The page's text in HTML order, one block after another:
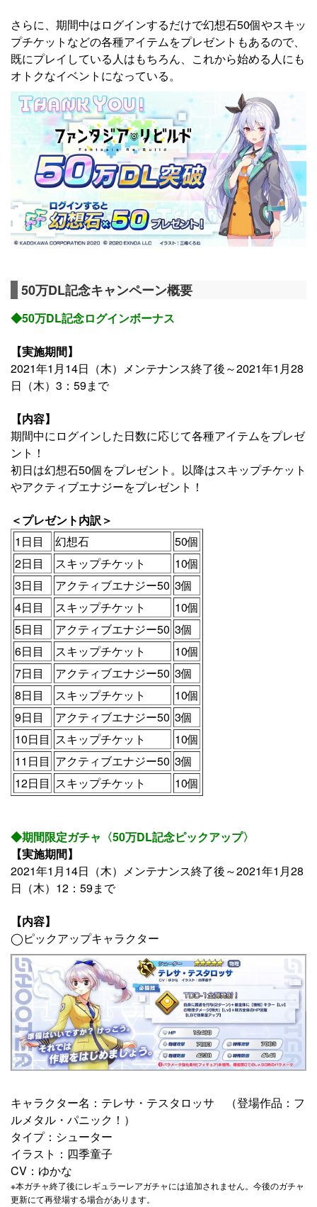
さらに、期間中はログインするだけで幻想石50個やスキッ
プチケットなどの各種アイテムをプレゼントもあるので、
既にプレイしている人はもちろん、これから始める人にも
オトクなイベントになっている。
50万DL記念キャンペーン概要
◆50万DL記念ログインボーナス
【実施期間】
2021年1月14日（木）メンテナンス終了後～2021年1月28
日（木）3：59まで
【内容】
期間中にログインした日数に応じて各種アイテムをプレゼ
ント！
初日は幻想石50個をプレゼント。以降はスキップチケット
やアクティブエナジーをプレゼント！
＜プレゼント内訳＞
1日目
幻想石
50個
2日目
スキップチケット
10個
3日目
アクティブエナジー50 3個
4日目
スキップチケット
10個
5日目
アクティブエナジー50 3個
6日目
スキップチケット
10個
7日目
アクティブエナジー50 3個
8日目
スキップチケット
10個
9日目
アクティブエナジー50 3個
10日目 スキップチケット
10個
11日目 アクティブエナジー50 3個
12日目 スキップチケット 10個
◆期間限定ガチャ〈50万DL記念ピックアップ〉
【実施期間】
2021年1月14日（木）メンテナンス終了後～2021年1月28
日（木）12：59まで
【内容】
◯ピックアップキャラクター
キャラクター名：テレサ・テスタロッサ （登場作品：フ
ルメタル・パニック！）
タイプ：シューター
イラスト：四季童子
CV：ゆかな
※本ガチャ終了後にレギュラーレアガチャには追加されません。今後のガチャ
更新にて再登場する場合があります。